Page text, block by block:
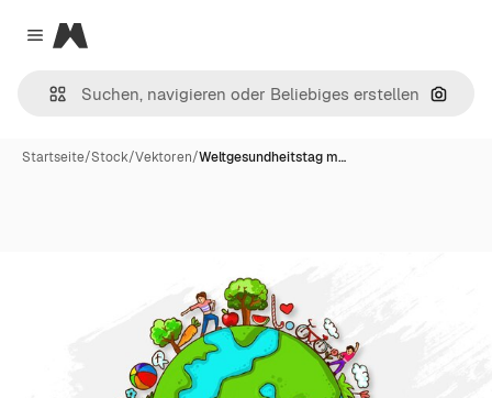
Close menu
Magnific
Nach
Startseite/Stock/Vektoren/Weltgesundheitstag m…